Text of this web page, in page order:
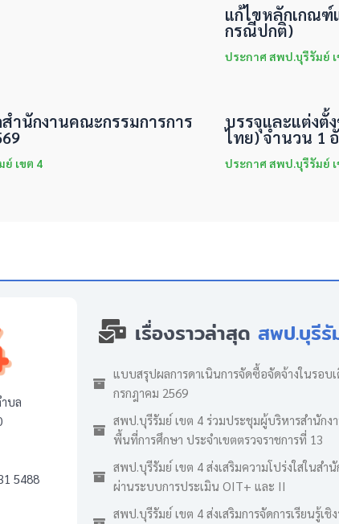
แก้ไขหลักเกณฑ์
กรณีปกติ)
ประกาศ สพป.บุรีรัมย์ เ
ำนักงานคณะกรรมการการ
เขต 4
บรรจุและแต่งตั้
ไทย) จำนวน 1
ประกาศ สพป.บุรีรัมย์ เ
บล
5488
เรื่องราวล่าสุด สพป.บุรี
แบบสรุปผลการดาเนินการจัดซื้อจัดจ้างในรอบ
กรกฎาคม 2569
สพป.บุรีรัมย์ เขต 4 ร่วมประชุมผู้บริหารสำนักง
พื้นที่การศึกษา ประจำเขตตรวจราชการที่ 13
สพป.บุรีรัมย์ เขต 4 ส่งเสริมความโปร่งใสในสำนั
ผ่านระบบการประเมิน OIT+ และ II
สพป.บุรีรัมย์ เขต 4 ส่งเสริมการจัดการเรียนรู้เชิ